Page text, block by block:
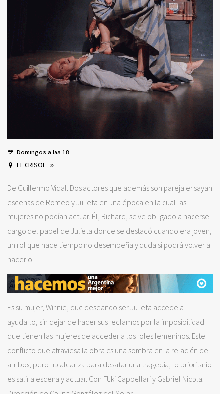
Domingos a las 18
EL CRISOL
De Guillermo Vidal. Dos actores que además son pareja ensayan
escenas de Romeo y Julieta en una época en la cual las
mujeres no podían actuar. Él, Richard, se ve obligado a hacerse
cargo del papel de Julieta donde se destacó cuando era joven,
un rol que hace tiempo no desempeña y duda si podrá volver a
hacerlo.
Es su mujer, Winnie, que deseando ser Julieta accede a
ayudarlo, sin dejar de hacer sus reclamos por la imposibilidad
que tienen las mujeres de acceder a los roles femeninos. Este
conflicto que atraviesa la obra es una sombra en la relación de
ambos, pero no alcanza para desatar una tragedia, lo prioritario
es salir a escena y actuar. Con FUki Cappellari y Gabriel Nicola.